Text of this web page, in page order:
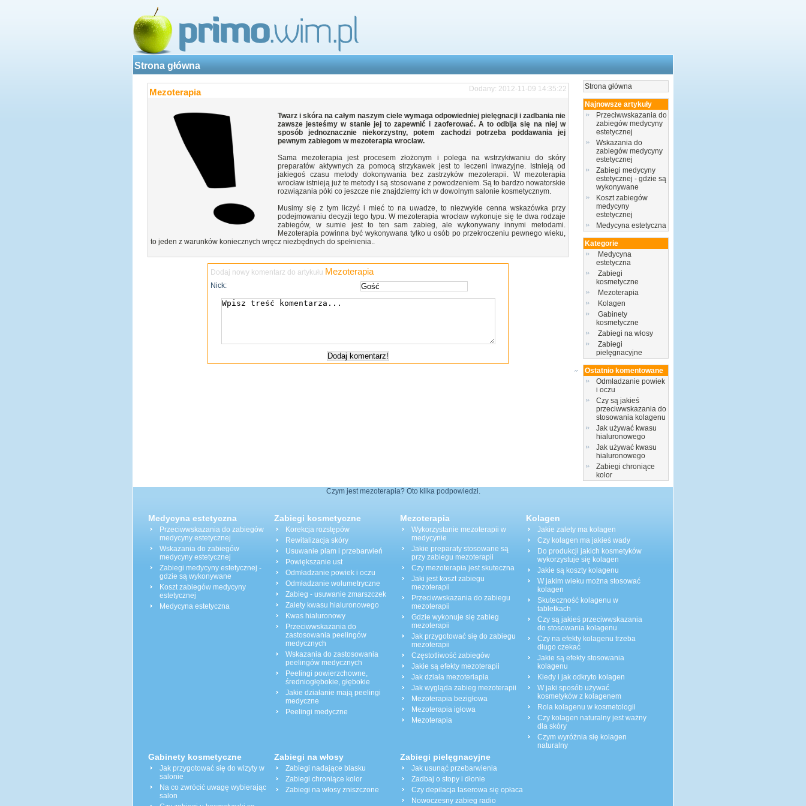
Strona główna
Strona główna
Najnowsze artykuły
Przeciwwskazania do
zabiegów medycyny
estetycznej
Wskazania do
zabiegów medycyny
estetycznej
Zabiegi medycyny
estetycznej - gdzie są
wykonywane
Koszt zabiegów
medycyny
estetycznej
Medycyna estetyczna
Kategorie
Medycyna
estetyczna
Zabiegi
kosmetyczne
Mezoterapia
Kolagen
Gabinety
kosmetyczne
Zabiegi na włosy
Zabiegi
pielęgnacyjne
Ostatnio komentowane
Odmładzanie powiek
i oczu
Czy są jakieś
przeciwwskazania do
stosowania kolagenu
Jak używać kwasu
hialuronowego
Jak używać kwasu
hialuronowego
Zabiegi chroniące
kolor
Mezoterapia Dodany: 2012-11-09 14:35:22
Twarz i skóra na całym naszym ciele wymaga odpowiedniej pielęgnacji i zadbania nie
zawsze jesteśmy w stanie jej to zapewnić i zaoferować. A to odbija się na niej w
sposób jednoznacznie niekorzystny, potem zachodzi potrzeba poddawania jej
pewnym zabiegom w mezoterapia wrocław.
Sama mezoterapia jest procesem złożonym i polega na wstrzykiwaniu do skóry
preparatów aktywnych za pomocą strzykawek jest to leczeni inwazyjne. Istnieją od
jakiegoś czasu metody dokonywania bez zastrzyków mezoterapii. W mezoterapia
wrocław istnieją już te metody i są stosowane z powodzeniem. Są to bardzo nowatorskie
rozwiązania póki co jeszcze nie znajdziemy ich w dowolnym salonie kosmetycznym.
Musimy się z tym liczyć i mieć to na uwadze, to niezwykle cenna wskazówka przy
podejmowaniu decyzji tego typu. W mezoterapia wrocław wykonuje się te dwa rodzaje
zabiegów, w sumie jest to ten sam zabieg, ale wykonywany innymi metodami.
Mezoterapia powinna być wykonywana tylko u osób po przekroczeniu pewnego wieku,
to jeden z warunków koniecznych wręcz niezbędnych do spełnienia..
Dodaj nowy komentarz do artykułu Mezoterapia
Nick:
Czym jest mezoterapia? Oto kilka podpowiedzi.
Medycyna estetyczna
Przeciwwskazania do zabiegów
medycyny estetycznej
Wskazania do zabiegów
medycyny estetycznej
Zabiegi medycyny estetycznej -
gdzie są wykonywane
Koszt zabiegów medycyny
estetycznej
Medycyna estetyczna
Zabiegi kosmetyczne
Korekcja rozstępów
Rewitalizacja skóry
Usuwanie plam i przebarwień
Powiększanie ust
Odmładzanie powiek i oczu
Odmładzanie wolumetryczne
Zabieg - usuwanie zmarszczek
Zalety kwasu hialuronowego
Kwas hialuronowy
Przeciwwskazania do
zastosowania peelingów
medycznych
Wskazania do zastosowania
peelingów medycznych
Peelingi powierzchowne,
średniogłębokie, głębokie
Jakie działanie mają peelingi
medyczne
Peelingi medyczne
Mezoterapia
Wykorzystanie mezoterapii w
medycynie
Jakie preparaty stosowane są
przy zabiegu mezoterapii
Czy mezoterapia jest skuteczna
Jaki jest koszt zabiegu
mezoterapii
Przeciwwskazania do zabiegu
mezoterapii
Gdzie wykonuje się zabieg
mezoterapii
Jak przygotować się do zabiegu
mezoterapii
Częstotliwość zabiegów
Jakie są efekty mezoterapii
Jak działa mezoteriapia
Jak wygląda zabieg mezoterapii
Mezoterapia bezigłowa
Mezoterapia igłowa
Mezoterapia
Kolagen
Jakie zalety ma kolagen
Czy kolagen ma jakieś wady
Do produkcji jakich kosmetyków
wykorzystuje się kolagen
Jakie są koszty kolagenu
W jakim wieku można stosować
kolagen
Skuteczność kolagenu w
tabletkach
Czy są jakieś przeciwwskazania
do stosowania kolagenu
Czy na efekty kolagenu trzeba
długo czekać
Jakie są efekty stosowania
kolagenu
Kiedy i jak odkryto kolagen
W jaki sposób używać
kosmetyków z kolagenem
Rola kolagenu w kosmetologii
Czy kolagen naturalny jest ważny
dla skóry
Czym wyróżnia się kolagen
naturalny
Gabinety kosmetyczne
Jak przygotować się do wizyty w
salonie
Na co zwrócić uwagę wybierając
salon
Zabiegi na włosy
Zabiegi nadające blasku
Zabiegi chroniące kolor
Zabiegi na włosy zniszczone
Zabiegi pielęgnacyjne
Jak usunąć przebarwienia
Zadbaj o stopy i dłonie
Czy depilacja laserowa się opłaca
Nowoczesny zabieg radio